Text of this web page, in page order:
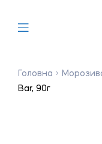
Головна
Bar, 90г